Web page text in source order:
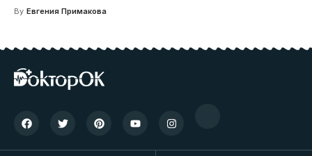
By Евгения Примакова